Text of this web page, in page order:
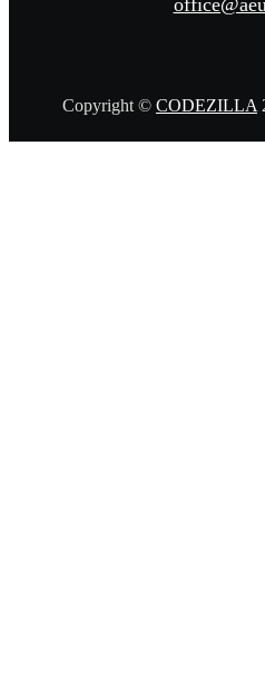
Copyright © CODEZILLA